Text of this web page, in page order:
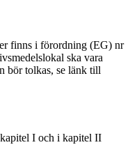
finns i förordning (EG) nr
ska vara
bör tolkas, se länk till
I och i kapitel II